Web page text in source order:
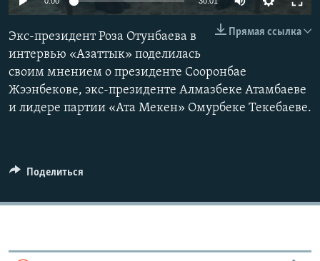
Прямая ссылка
Экс-президент Роза Отунбаева в
интервью «Азаттык» поделилась
своим мнением о президенте Сооронбае
Жээнбекове, экс-президенте Алмазбеке Атамбаеве
и лидере партии «Ата Мекен» Омурбеке Текебаеве.
Поделиться